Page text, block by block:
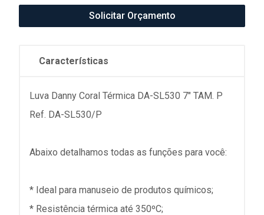
Solicitar Orçamento
Características
Luva Danny Coral Térmica DA-SL530 7" TAM. P
Ref. DA-SL530/P
Abaixo detalhamos todas as funções para você:
* Ideal para manuseio de produtos químicos;
* Resistência térmica até 350ºC;